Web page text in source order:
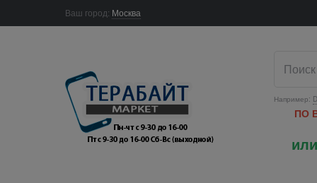
Ваш город: Москва
Например:
ПО